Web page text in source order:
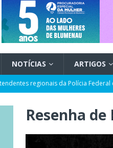
NOTÍCIAS ARTIGOS
regionais da Polícia
de SC monitora formação de
no estado
GERAL
Resenha de